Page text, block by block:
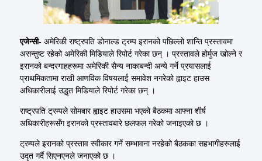
एजेन्सी-अमेरिकी राष्ट्रपति डोनाल्ड ट्रम्पइरानको पछिल्लो शान्ति प्रस्तावमा
असन्तुष्ट रहेको अमेरिकी मिडियाले रिपोर्ट गरेका छन् । प्रस्तावलेहोर्मुजखोल्ने र
इरानको बन्दरगाहहरूमा अमेरिकी सैन्य नाकाबन्दीअन्येगर्ने प्रयासलाई
प्राथमिकतामा राखी आणविक विषयलाई समावेश नगरेकोह्वाइट हाउस
अधिकारीलाई उद्धृत मिडियाले रिपोर्ट गरेका छन् ।
राष्ट्रपति ट्रम्पले सोमबार ह्वाइट हाउसमाभएको बैठकमा आफ्ना शीर्ष
अधिकारीहरूसँग इरानको प्रस्तावबारे छलफल गरेको जनाइएको छ ।
ट्रम्पलेइरानको प्रस्ताव स्वीकार गर्ने सम्भावना नरहेको बैठककासहभागीहरुलाई
उदृतगर्दैसिएनएनलेजनाएको छ ।